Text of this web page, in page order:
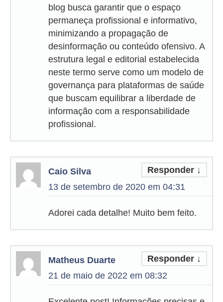
blog busca garantir que o espaço
permaneça profissional e informativo,
minimizando a propagação de
desinformação ou conteúdo ofensivo. A
estrutura legal e editorial estabelecida
neste termo serve como um modelo de
governança para plataformas de saúde
que buscam equilibrar a liberdade de
informação com a responsabilidade
profissional.
Caio Silva
13 de setembro de 2020 em 04:31
Responder ↓
Adorei cada detalhe! Muito bem feito.
Matheus Duarte
21 de maio de 2022 em 08:32
Responder ↓